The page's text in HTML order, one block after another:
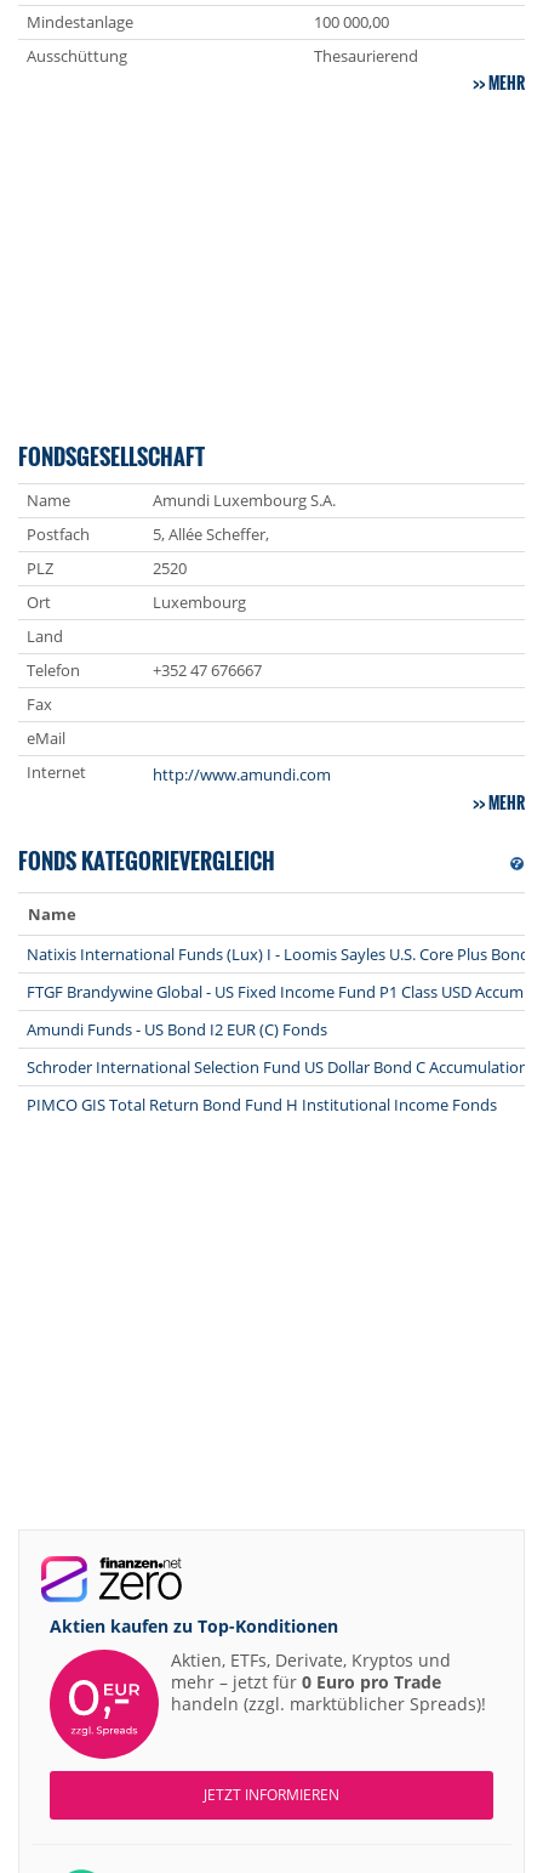
Mindestanlage
100 000,00
Ausschüttung
Thesaurierend
MEHR
FONDSGESELLSCHAFT
Name
Amundi Luxembourg S.A.
Postfach
5, Allée Scheffer,
PLZ
2520
Ort
Luxembourg
Land
Telefon
+352 47 676667
Fax
eMail
Internet
http://www.amundi.com
MEHR
FONDS KATEGORIEVERGLEICH
Name
Natixis International Funds (Lux) I - Loomis Sayles U.S. Core Plus Bond
FTGF Brandywine Global - US Fixed Income Fund P1 Class USD
Amundi Funds - US Bond I2 EUR (C) Fonds
Schroder International Selection Fund US Dollar Bond C Accumulation
PIMCO GIS Total Return Bond Fund H Institutional Income Fonds
Aktien kaufen zu Top-Konditionen
Aktien, ETFs, Derivate, Kryptos und
mehr – jetzt für 0 Euro pro Trade
handeln (zzgl. marktüblicher Spreads)!
JETZT INFORMIEREN